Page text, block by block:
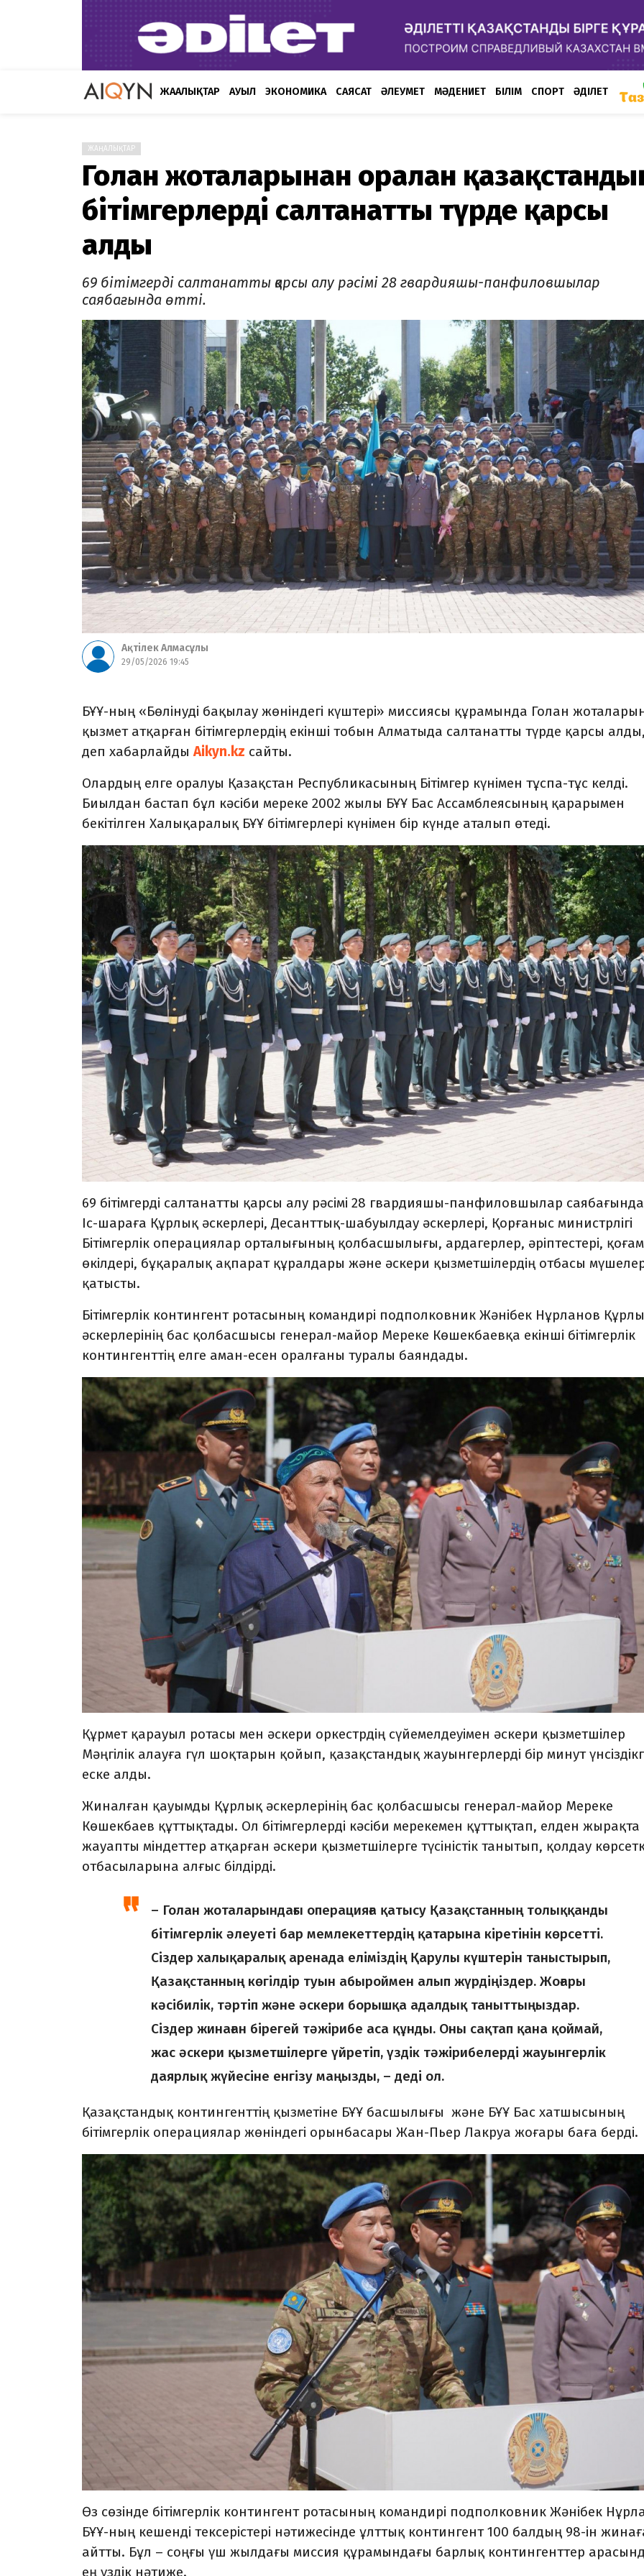
ЖАҢАЛЫҚТАР АУЫЛ ЭКОНОМИКА САЯСАТ ӘЛЕУМЕТ МӘДЕНИЕТ БІЛІМ СПОРТ ӘДІЛЕТ
ЖАҢАЛЫҚТАР
Голан жоталарынан оралған
бітімгерлерді салтанатты түрде қарсы
алды
69 бітімгерді салтанатты қарсы алу рәсімі 28 гвардияшы-панфиловшылар
саябағында өтті.
Ақтілек Алмасұлы
29/05/2026 19:45
БҰҰ-ның «Бөлінуді бақылау жөніндегі күштері» миссиясы құрамында Голан
қызмет атқарған бітімгерлердің екінші тобын Алматыда салтанатты түрде қарсы
деп хабарлайдыAikyn.kz сайты.
Олардың елге оралуы Қазақстан Республикасының Бітімгер күнімен тұспа-тұс келді.
Биылдан бастап бұл кәсіби мереке 2002 жылы БҰҰ Бас Ассамблеясының қарарымен
бекітілген Халықаралық БҰҰ бітімгерлері күнімен бір күнде аталып өтеді.
69 бітімгерді салтанатты қарсы алу рәсімі 28 гвардияшы-панфиловшылар саябағында
Іс-шараға Құрлық әскерлері, Десанттық-шабуылдау әскерлері, Қорғаныс министрлігі
Бітімгерлік операциялар орталығының қолбасшылығы, ардагерлер, әріптестері, қоғам
өкілдері, бұқаралық ақпарат құралдары және әскери қызметшілердің отбасы
қатысты.
Бітімгерлік контингент ротасының командирі подполковник Жәнібек Нұрланов
әскерлерінің бас қолбасшысы генерал-майор Мереке Көшекбаевқа екінші бітімгерлік
контингенттің елге аман-есен оралғаны туралы баяндады.
Құрмет қарауыл ротасы мен әскери оркестрдің сүйемелдеуімен әскери қызметшілер
Мәңгілік алауға гүл шоқтарын қойып, қазақстандық жауынгерлерді бір минут
еске алды.
Жиналған қауымды Құрлық әскерлерінің бас қолбасшысы генерал-майор Мереке
Көшекбаев құттықтады. Ол бітімгерлерді кәсіби мерекемен құттықтап, елден жырақта
жауапты міндеттер атқарған әскери қызметшілерге түсіністік танытып, қолдау
отбасыларына алғыс білдірді.
– Голан жоталарындағы операцияға қатысу Қазақстанның толыққанды
бітімгерлік әлеуеті бар мемлекеттердің қатарына кіретінін көрсетті.
Сіздер халықаралық аренада еліміздің Қарулы күштерін таныстырып,
Қазақстанның көгілдір туын абыроймен алып жүрдіңіздер. Жоғары
кәсібилік, тәртіп және әскери борышқа адалдық таныттыңыздар.
Сіздер жинаған бірегей тәжірибе аса құнды. Оны сақтап қана қоймай,
жас әскери қызметшілерге үйретіп, үздік тәжірибелерді жауынгерлік
даярлық жүйесіне енгізу маңызды, – деді ол.
Қазақстандық контингенттің қызметіне БҰҰ басшылығы және БҰҰ Бас хатшысының
бітімгерлік операциялар жөніндегі орынбасары Жан-Пьер Лакруа жоғары баға берді.
Өз сөзінде бітімгерлік контингент ротасының командирі подполковник Жәнібек
БҰҰ-ның кешенді тексерістері нәтижесінде ұлттық контингент 100 балдың 98-ін
айтты. Бұл – соңғы үш жылдағы миссия құрамындағы барлық контингенттер
ең үздік нәтиже.